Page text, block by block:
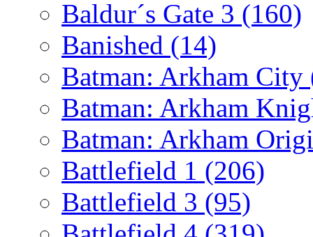
Baldur´s Gate 3 (160)
Banished (14)
Batman: Arkham City
Batman: Arkham
Batman: Arkham
Battlefield 1 (206)
Battlefield 3 (95)